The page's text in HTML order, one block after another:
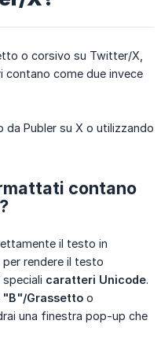
o corsivo su Twitter/X,
come due invece
Publer su X o utilizzando
contano
il testo in
rendere il testo
caratteri Unicode.
"B"/Grassetto o
una finestra pop-up che